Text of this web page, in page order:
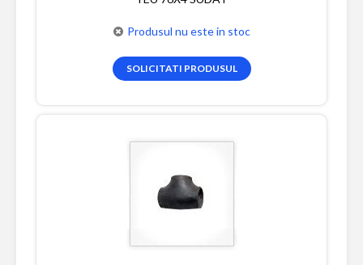
Produsul nu este in stoc
SOLICITATI PRODUSUL